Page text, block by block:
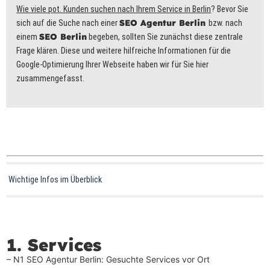
Wie viele pot. Kunden suchen nach Ihrem Service in Berlin? Bevor Sie
sich auf die Suche nach einerSEO Agentur Berlinbzw. nach
einemSEO Berlin begeben, sollten Sie zunächst diese zentrale
Frage klären. Diese und weitere hilfreiche Informationen für die
Google-Optimierung Ihrer Webseite haben wir für Sie hier
zusammengefasst.
Wichtige Infos im Überblick
1. Services
– N1 SEO Agentur Berlin: Gesuchte Services vor Ort